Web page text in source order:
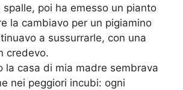
poi ha emesso un pianto
la cambiavo per un pigiamino
a sussurrarle, con una
credevo.
la casa di mia madre sembrava
nei peggiori incubi: ogni